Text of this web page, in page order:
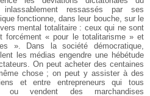
ressassés par ses
fonctionne, dans leur bouche, sur le
mental totalitaire : ceux qui ne sont
forcément « pour le totalitarisme » et
». Dans la société démocratique,
les médias engendre une hébétude
On peut acheter des centaines
chose ; on peut y assister à des
et entre entrepreneurs qui tous
ou vendent des marchandises